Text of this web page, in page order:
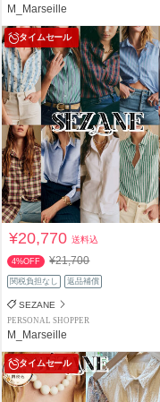
M_Marseille
タイムセール
¥20,770送料込
4%OFF ¥21,700
関税負担なし 返品補償
SEZANE
PERSONAL SHOPPER
M_Marseille
タイムセール